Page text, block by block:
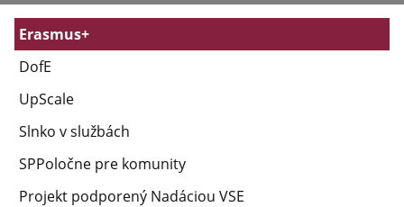
Erasmus+
DofE
UpScale
Slnko v službách
SPPoločne pre komunity
Projekt podporený Nadáciou VSE